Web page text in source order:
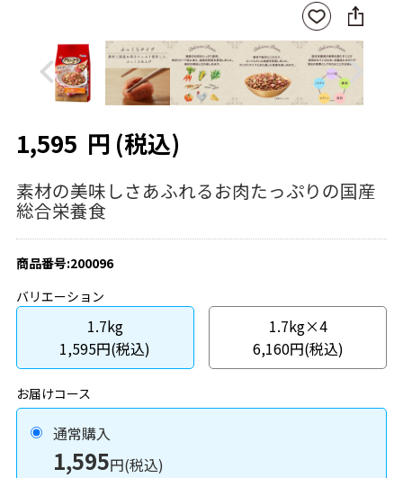
お気
に入
りに
登録
SNS
に
シ
ェ
Previous
1,595 円 (税込)
素材の美味しさあふれるお肉たっぷりの国産
総合栄養食
商品番号:200096
バリエーション
1.7kg
1,595円(税込)
1.7kg×4
6,160円(税込)
お届けコース
通常購入
1,595円(税込)